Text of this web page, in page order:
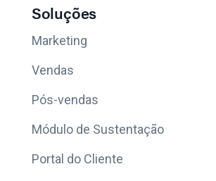
Soluções
Marketing
Vendas
Pós-vendas
Módulo de Sustentação
Portal do Cliente